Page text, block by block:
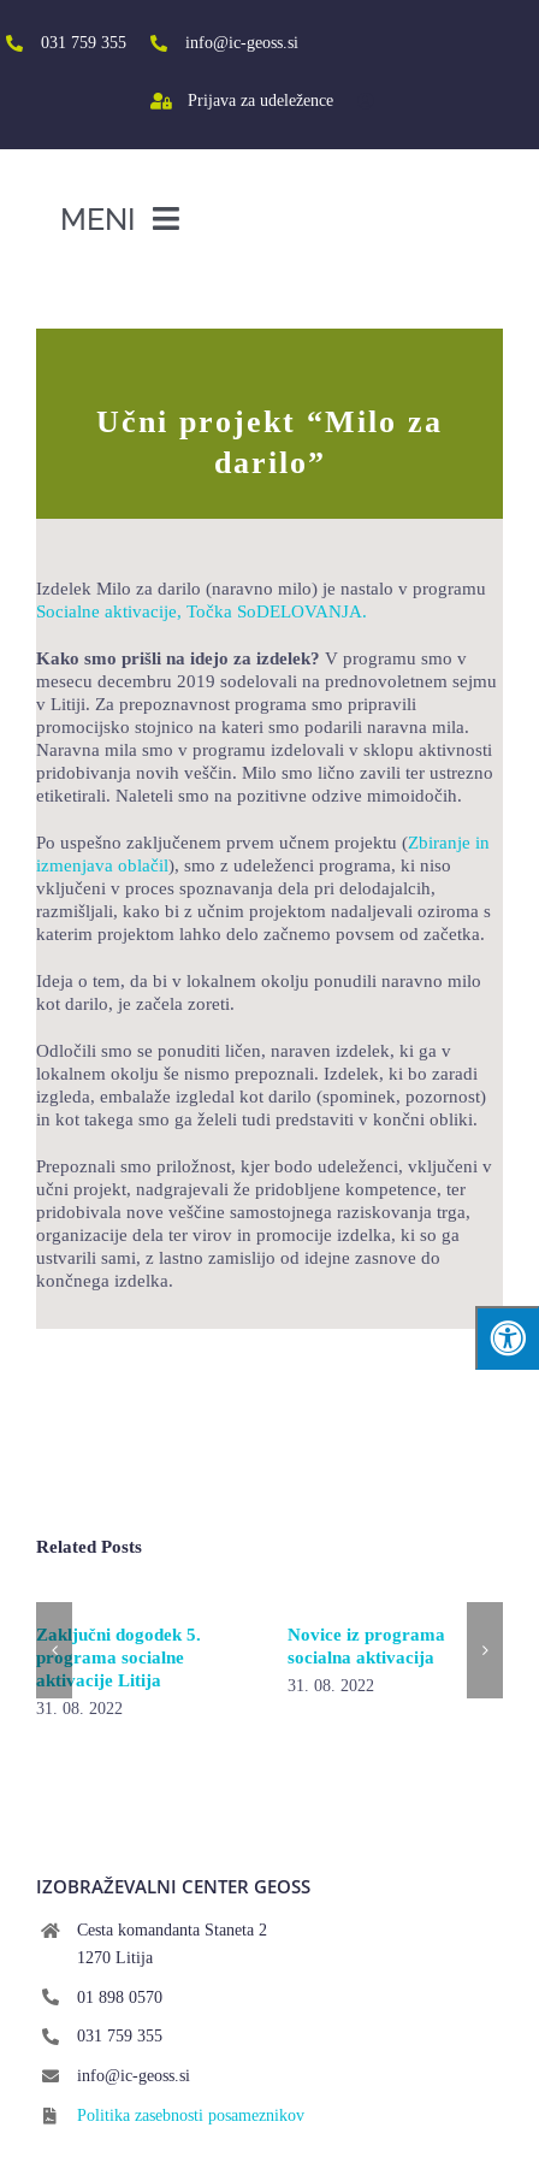
to
content
031 759 355 info@ic-geoss.si
Prijava za udeležence
MENI
O NAS
SREDNJA ŠOLA
SOCIALNA AKTIVACIJA+
TEČAJI
KNJIŽNICA
60-LETNICA
Učni projekt “Milo za
darilo”
Izdelek Milo za darilo (naravno milo) je nastalo v programu
Socialne aktivacije, Točka SoDELOVANJA.
Kako smo prišli na idejo za izdelek? V programu smo v
mesecu decembru 2019 sodelovali na prednovoletnem sejmu
v Litiji. Za prepoznavnost programa smo pripravili
promocijsko stojnico na kateri smo podarili naravna mila.
Naravna mila smo v programu izdelovali v sklopu aktivnosti
pridobivanja novih veščin. Milo smo lično zavili ter ustrezno
etiketirali. Naleteli smo na pozitivne odzive mimoidočih.
Po uspešno zaključenem prvem učnem projektu (Zbiranje in
izmenjava oblačil), smo z udeleženci programa, ki niso
vključeni v proces spoznavanja dela pri delodajalcih,
razmišljali, kako bi z učnim projektom nadaljevali oziroma s
katerim projektom lahko delo začnemo povsem od začetka.
Ideja o tem, da bi v lokalnem okolju ponudili naravno milo
kot darilo, je začela zoreti.
Odločili smo se ponuditi ličen, naraven izdelek, ki ga v
lokalnem okolju še nismo prepoznali. Izdelek, ki bo zaradi
izgleda, embalaže izgledal kot darilo (spominek, pozornost)
in kot takega smo ga želeli tudi predstaviti v končni obliki.
Prepoznali smo priložnost, kjer bodo udeleženci, vključeni v
učni projekt, nadgrajevali že pridobljene kompetence, ter
pridobivala nove veščine samostojnega raziskovanja trga,
organizacije dela ter virov in promocije izdelka, ki so ga
ustvarili sami, z lastno zamislijo od idejne zasnove do
končnega izdelka.
Related Posts
Zaključni dogodek 5.
programa socialne
aktivacije Litija
31. 08. 2022
Novice iz programa
socialna aktivacija
31. 08. 2022
IZOBRAŽEVALNI CENTER GEOSS
Cesta komandanta Staneta 2
1270 Litija
01 898 0570
031 759 355
info@ic-geoss.si
Politika zasebnosti posameznikov